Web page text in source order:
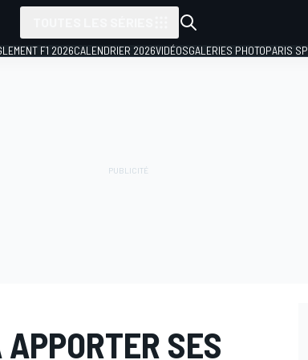
F1 2026CALENDRIER 2026VIDÉOSGALERIES PHOTOPARIS
SES